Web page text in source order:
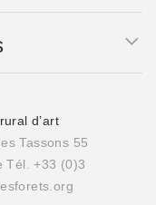
d’art
Tassons 55
Tél. +33 (0)3